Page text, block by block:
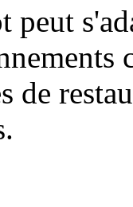
peut
de